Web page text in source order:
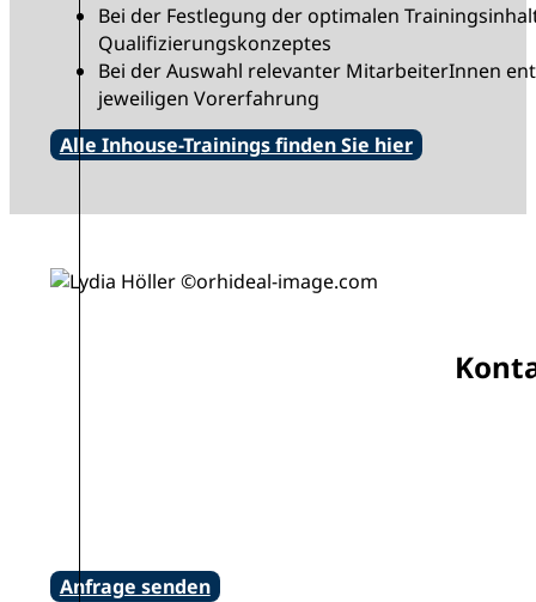
Bei der Festlegung der optimalen
Qualifizierungskonzeptes
Bei der Auswahl relevanter MitarbeiterInnen
jeweiligen Vorerfahrung
Alle Inhouse-Trainings finden Sie hier
Anfrage senden